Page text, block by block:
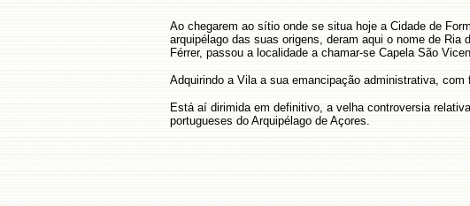
Ao chegarem ao sítio onde se situa hoje a Cidade de
arquipélago das suas origens, deram aqui o nome de
Férrer, passou a localidade a chamar-se Capela São
Adquirindo a Vila a sua emancipação administrativa,
Está aí dirimida em definitivo, a velha controversia
portugueses do Arquipélago de Açores.